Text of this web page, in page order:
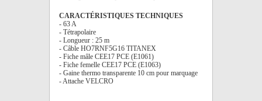
CARACTÉRISTIQUES TECHNIQUES
- 63 A
- Tétrapolaire
- Longueur : 25 m
- Câble HO7RNF5G16 TITANEX
- Fiche mâle CEE17 PCE (E1061)
- Fiche femelle CEE17 PCE (E1063)
- Gaine thermo transparente 10 cm pour marquage
- Attache VELCRO